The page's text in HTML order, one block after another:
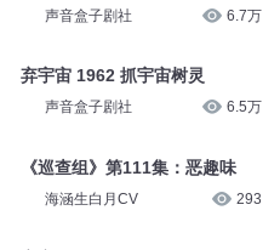
声音盒子剧社 6.7万
弃宇宙 1962 抓宇宙树灵
声音盒子剧社 6.5万
《巡查组》第111集：恶趣味
海涵生白月CV 293